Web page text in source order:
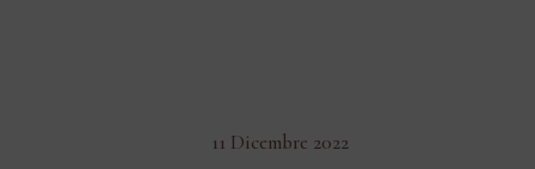
11 Dicembre 2022